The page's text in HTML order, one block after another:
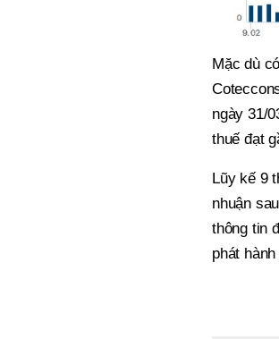
Mặc dù
ngày 31/
thuế đạt
Lũy kế 9
nhuận
thông tin
phát